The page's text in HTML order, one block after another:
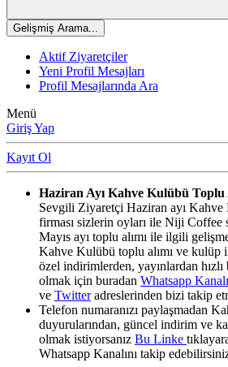
Gelişmiş Arama...
Aktif Ziyaretçiler
Yeni Profil Mesajları
Profil Mesajlarında Ara
Menü
Giriş Yap
Kayıt Ol
Haziran Ayı Kahve Kulübü Toplu
Sevgili Ziyaretçi Haziran ayı Kahve
firması sizlerin oyları ile Niji Coffee
Mayıs ayı toplu alımı ile ilgili
Kahve Kulübü toplu alımı ve kulüp
özel indirimlerden, yayınlardan
olmak için buradan Whatsapp
ve Twitteradreslerinden bizi takip
Telefon numaranızı paylaşmadan
duyurularından, güncel indirim ve
olmak istiyorsanız Bu Linke
Whatsapp Kanalını takip